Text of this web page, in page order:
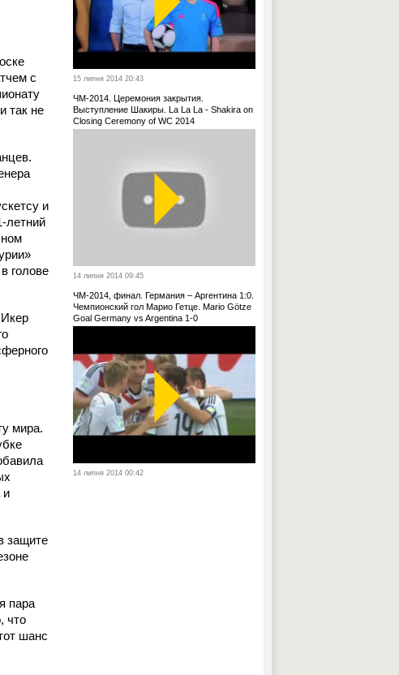
с
так не
и
летний
голове
мира.
и
защите
пара
что
шанс
15 липня 2014 20:43
ЧМ-2014. Церемония закрытия.
Выступление Шакиры. La La La - Shakira on
Closing Ceremony of WC 2014
14 липня 2014 09:45
ЧМ-2014, финал. Германия – Аргентина 1:0.
Чемпионский гол Марио Гетце. Mario Götze
Goal Germany vs Argentina 1-0
14 липня 2014 00:42